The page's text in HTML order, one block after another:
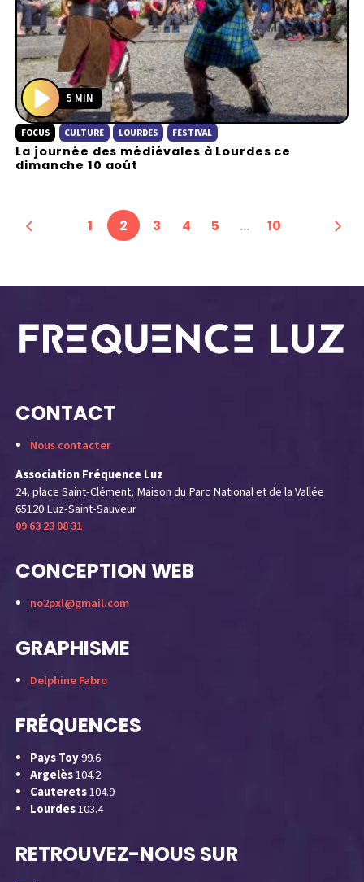
P
l
a
5 MIN
FOCUS CULTURE LOURDES FESTIVAL
La journée des médiévales à Lourdes ce
dimanche 10 août
1 2 3 4 5 … 10
CONTACT
Nous contacter
Association Fréquence Luz
24, place Saint-Clément, Maison du Parc National et de la Vallée
65120 Luz-Saint-Sauveur
09 63 23 08 31
CONCEPTION WEB
no2pxl@gmail.com
GRAPHISME
Delphine Fabro
FRÉQUENCES
Pays Toy99.6
Argelès104.2
Cauterets104.9
Lourdes103.4
RETROUVEZ-NOUS SUR